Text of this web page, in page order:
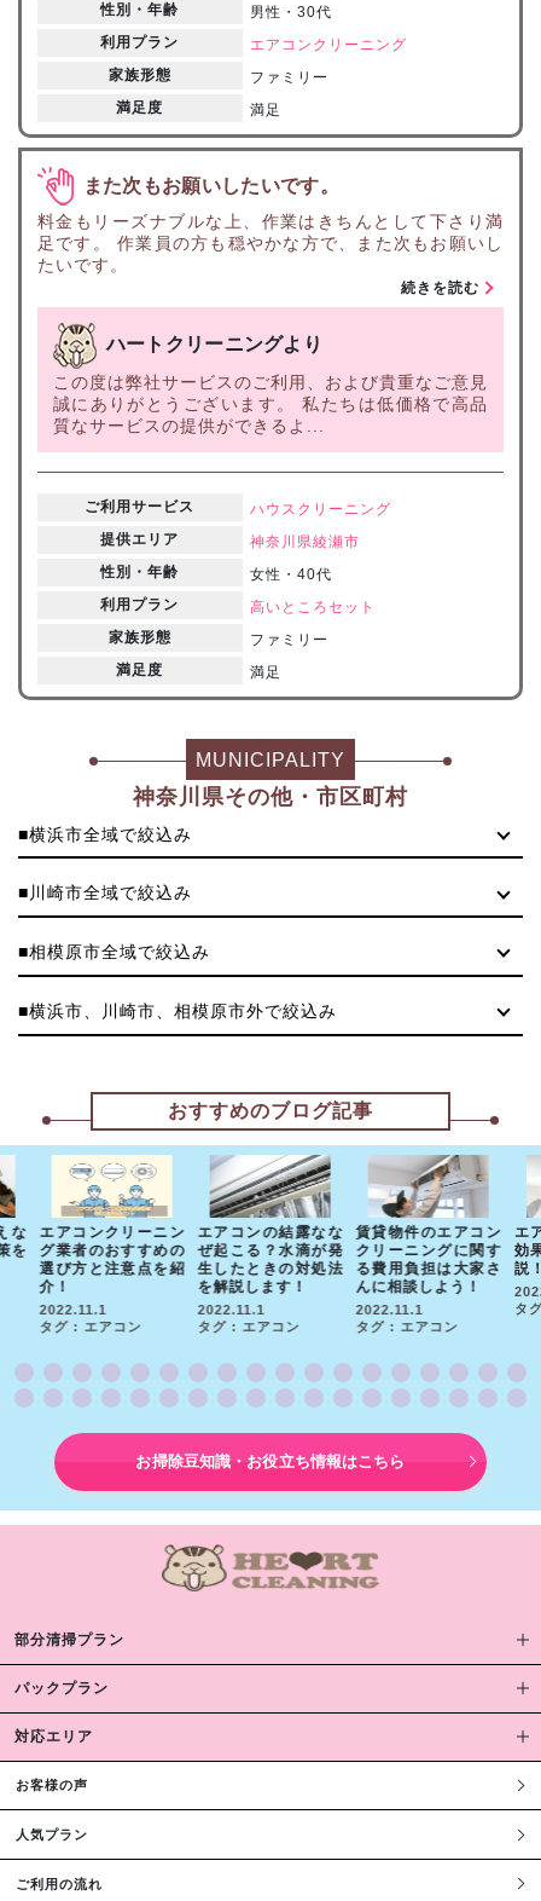
性別・年齢
男性・30代
利用プラン
エアコンクリーニング
家族形態
ファミリー
満足度
満足
また次もお願いしたいです。
料金もリーズナブルな上、作業はきちんとして下さり満
足です。 作業員の方も穏やかな方で、また次もお願いし
たいです。
続きを読む
ハートクリーニングより
この度は弊社サービスのご利用、および貴重なご意見
誠にありがとうございます。 私たちは低価格で高品
質なサービスの提供ができるよ...
ご利用サービス
ハウスクリーニング
提供エリア
神奈川県綾瀬市
性別・年齢
女性・40代
利用プラン
高いところセット
家族形態
ファミリー
満足度
満足
MUNICIPALITY
神奈川県その他・市区町村
■横浜市全域で絞込み
■川崎市全域で絞込み
■相模原市全域で絞込み
■横浜市、川崎市、相模原市外で絞込み
おすすめのブログ記事
な
を
エアコンクリーニン
グ業者のおすすめの
選び方と注意点を紹
介！
2022.11.1
タグ : エアコン
エアコンの結露なな
ぜ起こる？水滴が発
生したときの対処法
を解説します！
2022.11.1
タグ : エアコン
賃貸物件のエアコン
クリーニングに関す
る費用負担は大家さ
んに相談しよう！
2022.11.1
タグ : エアコン
エ
効
説
タ
お掃除豆知識・お役立ち情報はこちら
部分清掃プラン
パックプラン
対応エリア
お客様の声
人気プラン
ご利用の流れ